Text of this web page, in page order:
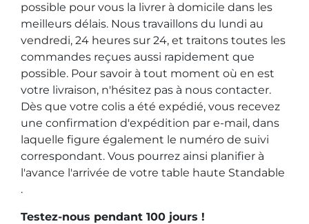
possible pour vous la livrer à domicile dans les
meilleurs délais. Nous travaillons du lundi au
vendredi, 24 heures sur 24, et traitons toutes les
commandes reçues aussi rapidement que
possible. Pour savoir à tout moment où en est
votre livraison, n'hésitez pas à nous contacter.
Dès que votre colis a été expédié, vous recevez
une confirmation d'expédition par e-mail, dans
laquelle figure également le numéro de suivi
correspondant. Vous pourrez ainsi planifier à
l'avance l'arrivée de votre table haute Standable
.
Testez-nous pendant 100 jours !